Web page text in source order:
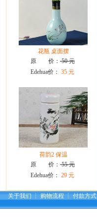
花瓶 桌面摆
原 价： 50 元
Edehua价： 35 元
荷韵2 保温
原 价： 55 元
Edehua价： 29 元
关于我们 ┆ 购物流程 ┆ 付款方式